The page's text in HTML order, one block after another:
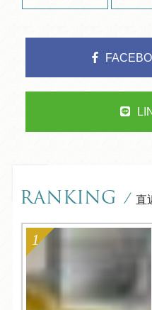
RANKING / 直